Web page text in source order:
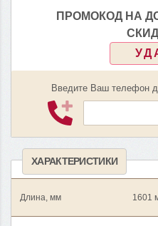
ПРОМОКОД НА
Введите Ваш телефон
ХАРАКТЕРИСТИКИ
Длина, мм 1601